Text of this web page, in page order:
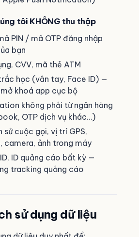
tôi KHÔNG thu thập
PIN / mã OTP đăng nhập
bạn
CVV, mã thẻ ATM
học (vân tay, Face ID) —
khoá app cục bộ
không phải từ ngân hàng
OTP dịch vụ khác…)
sử cuộc gọi, vị trí GPS,
camera, ảnh trong máy
ID quảng cáo bất kỳ —
tracking quảng cáo
sử dụng dữ liệu